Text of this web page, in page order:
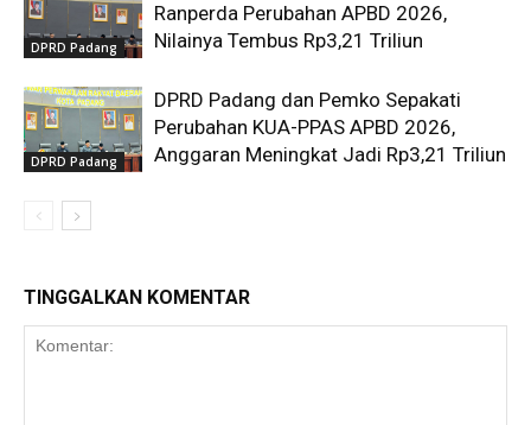
DPRD Padang
Ranperda Perubahan APBD 2026,
Nilainya Tembus Rp3,21 Triliun
DPRD Padang
DPRD Padang dan Pemko Sepakati
Perubahan KUA-PPAS APBD 2026,
Anggaran Meningkat Jadi Rp3,21 Triliun
TINGGALKAN KOMENTAR